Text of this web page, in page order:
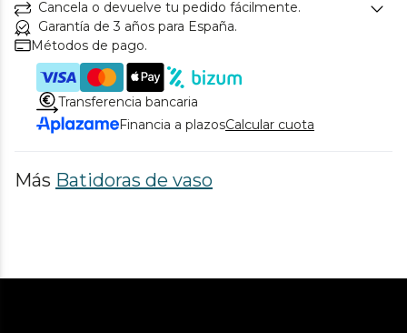
Cancela o devuelve tu pedido fácilmente.
Garantía de 3 años para España.
Métodos de pago.
Transferencia bancaria
Financia a plazosCalcular cuota
Más Batidoras de vaso